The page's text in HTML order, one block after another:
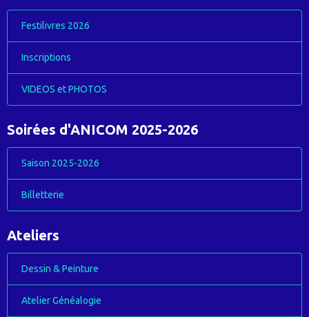
Festilivres 2026
Inscriptions
VIDEOS et PHOTOS
Soirées d'ANICOM 2025-2026
Saison 2025-2026
Billetterie
Ateliers
Dessin & Peinture
Atelier Généalogie